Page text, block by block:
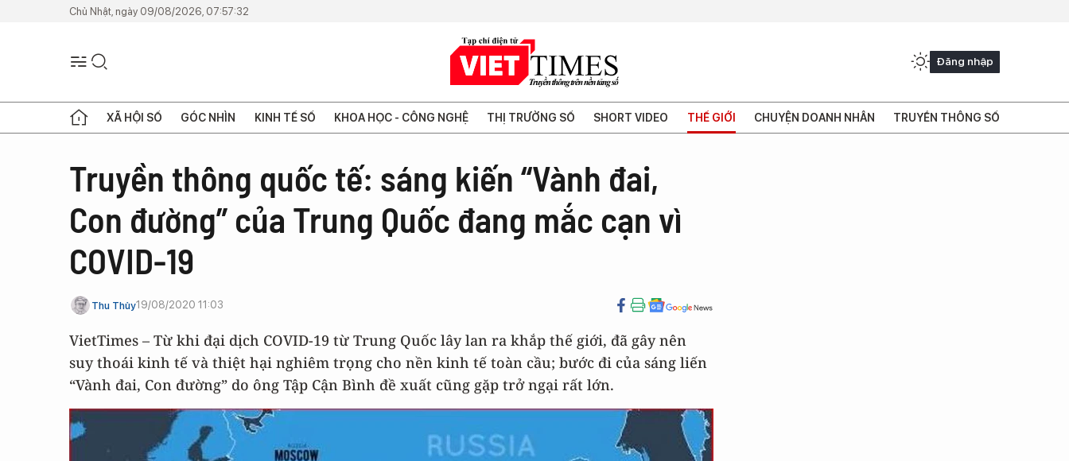
Chủ Nhật, ngày 09/08/2026, 07:57:32
Đăng nhập
XÃ HỘI SỐ GÓC NHÌN KINH TẾ SỐ KHOA HỌC - CÔNG NGHỆ THỊ TRƯỜNG SỐ SHORT VIDEO THẾ GIỚI CHUYỆN DOANH NHÂN TRUYỀN THÔNG SỐ
Truyền thông quốc tế: sáng kiến “Vành đai,
Con đường” của Trung Quốc đang mắc cạn vì
COVID-19
Thu Thủy19/08/2020 11:03
VietTimes – Từ khi đại dịch COVID-19 từ Trung Quốc lây lan ra khắp thế giới, đã gây nên
suy thoái kinh tế và thiệt hại nghiêm trọng cho nền kinh tế toàn cầu; bước đi của sáng liến
“Vành đai, Con đường” do ông Tập Cận Bình đề xuất cũng gặp trở ngại rất lớn.